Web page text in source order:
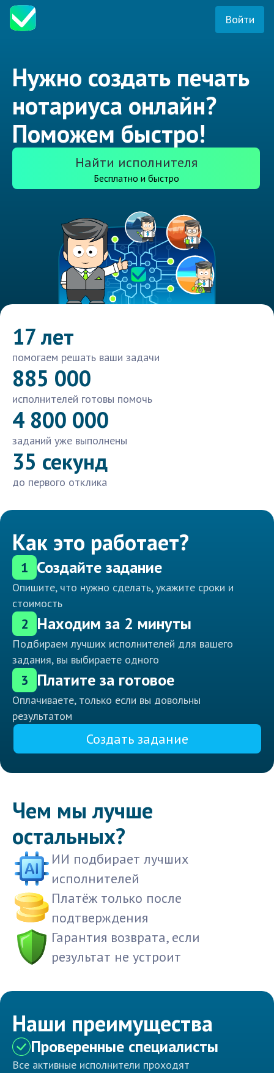
Войти
Нужно создать печать
нотариуса онлайн?
Поможем быстро!
Найти исполнителя
Бесплатно и быстро
17 лет
помогаем решать ваши задачи
885 000
исполнителей готовы помочь
4 800 000
заданий уже выполнены
35 секунд
до первого отклика
Как это работает?
1 Создайте задание
Опишите, что нужно сделать, укажите сроки и
стоимость
2 Находим за 2 минуты
Подбираем лучших исполнителей для вашего
задания, вы выбираете одного
3 Платите за готовое
Оплачиваете, только если вы довольны
результатом
Создать задание
Чем мы лучше
остальных?
ИИ подбирает лучших
исполнителей
Платёж только после
подтверждения
Гарантия возврата, если
результат не устроит
Наши преимущества
Проверенные специалисты
Все активные исполнители проходят